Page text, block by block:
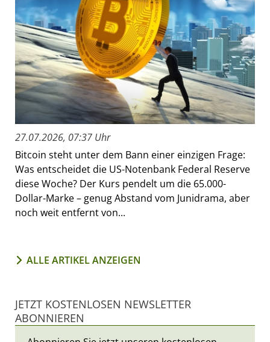
27.07.2026, 07:37 Uhr
Bitcoin steht unter dem Bann einer einzigen Frage:
Was entscheidet die US-Notenbank Federal Reserve
diese Woche? Der Kurs pendelt um die 65.000-
Dollar-Marke – genug Abstand vom Junidrama, aber
noch weit entfernt von...
ALLE ARTIKEL ANZEIGEN
JETZT KOSTENLOSEN NEWSLETTER
ABONNIEREN